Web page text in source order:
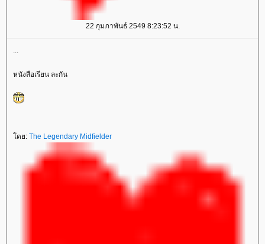
22 กุมภาพันธ์ 2549 8:23:52 น.
หนังสือเรียน ละกัน
ดย: The Legendary Midfielder